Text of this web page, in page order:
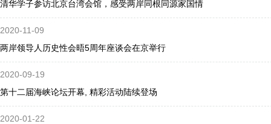
清华学子参访北京台湾会馆，感受两岸同根同源家国情
2020-11-09
两岸领导人历史性会晤5周年座谈会在京举行
2020-09-19
第十二届海峡论坛开幕, 精彩活动陆续登场
2020-01-22